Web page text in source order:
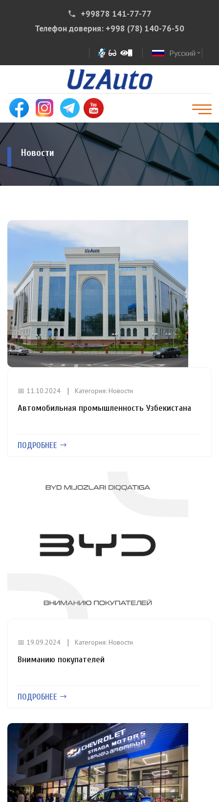
phone
+99878 141-77-77
Телефон доверия: +998 (78) 140-76-50
Русский expand_more
Новости
📅 11.10.2024 Категория: Новости
Автомобильная промышленность Узбекистана
ПОДРОБНЕЕ
📅 19.09.2024 Категория: Новости
Вниманию покупателей
ПОДРОБНЕЕ